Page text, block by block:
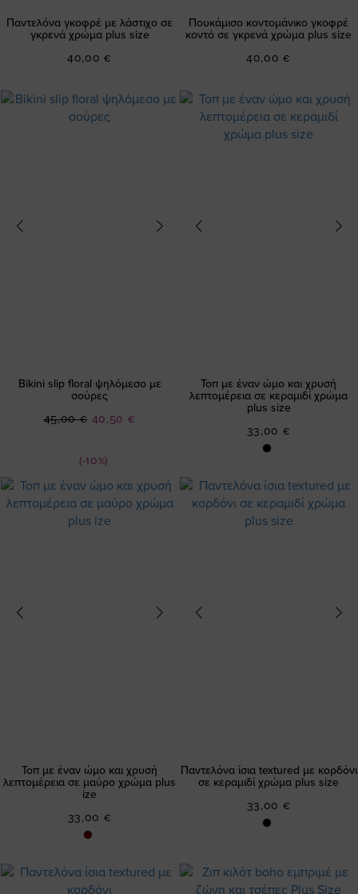
Παντελόνα γκοφρέ με λάστιχο σε
γκρενά χρώμα plus size
40,00 €
Πουκάμισο κοντομάνικο γκοφρέ
κοντό σε γκρενά χρώμα plus size
40,00 €
Bikini slip floral ψηλόμεσο με
σούρες
(-10%)
Ειδική
40,50 €
45,00 €
Τοπ με έναν ώμο και χρυσή
λεπτομέρεια σε κεραμιδί χρώμα
plus size
33,00 €
Τοπ με έναν ώμο και χρυσή
λεπτομέρεια σε μαύρο χρώμα plus
ize
33,00 €
Παντελόνα ίσια textured με κορδόνι
σε κεραμιδί χρώμα plus size
33,00 €